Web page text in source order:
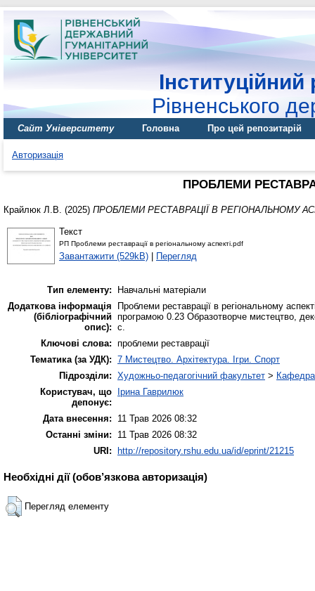
Інституційний
Рівненського
Сайт Університету Головна Про цей репозитарій
Авторизація
ПРОБЛЕМИ
Крайлюк Л.В. (2025) ПРОБЛЕМИ РЕСТАВРАЦІЇ В РЕГІОНАЛЬНОМУ
Текст
РП Проблеми реставрації в регіональному аспекті.pdf
Завантажити (529kB) | Перегляд
Тип елементу:
Навчальні матеріали
Додаткова інформація
(бібліографічний
опис):
Проблеми реставрації в регіональному
програмою 0.23 Образотворче мистецтво,
с.
Ключові слова: проблеми реставрації
Тематика (за УДК): 7 Мистецтво. Архітектура. Ігри. Спорт
Підрозділи: Художньо-педагогічний факультет > Кафедра
Користувач, що
депонує:
Ірина Гаврилюк
Дата внесення:
11 Трав 2026 08:32
Останні зміни:
11 Трав 2026 08:32
URI:
http://repository.rshu.edu.ua/id/eprint/21215
Необхідні дії (обов’язкова авторизація)
Перегляд елементу